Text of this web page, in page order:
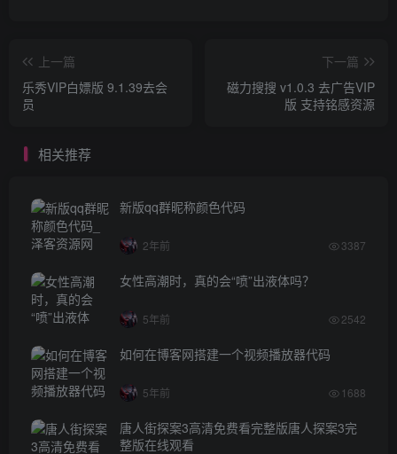
上一篇
乐秀VIP白嫖版 9.1.39去会
员
下一篇
磁力搜搜 v1.0.3 去广告VIP
版 支持铭感资源
相关推荐
新版qq群昵称颜色代码
2年前 3387
女性高潮时，真的会“喷”出液体吗？
5年前 2542
如何在博客网搭建一个视频播放器代码
5年前 1688
唐人街探案3高清免费看完整版唐人探案3完
整版在线观看